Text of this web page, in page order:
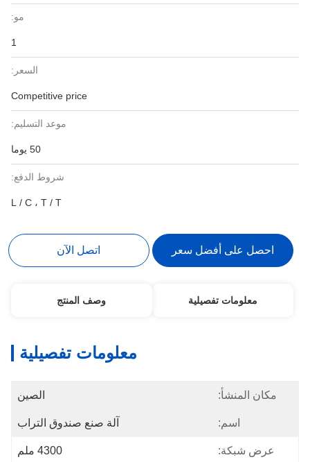
مو:
السعر:
Competitive price
موعد التسليم:
50 يوما
شروط الدفع:
L / C ، T / T
احصل على أفضل سعر اتصل الآن
معلومات تفصيلية وصف المنتج
معلومات تفصيلية
مكان المنشأ: الصين
اسم: آلة صنع صندوق التراب
عرض شبكة: 4300 ملم